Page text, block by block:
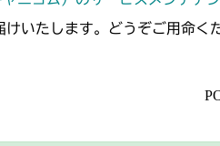
いたします。どうぞご用命く